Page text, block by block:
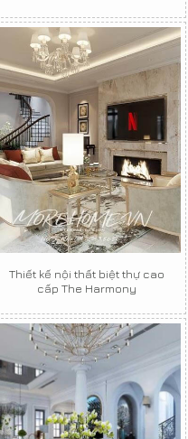
Thiết kế nội thất biệt thự cao
cấp The Harmony